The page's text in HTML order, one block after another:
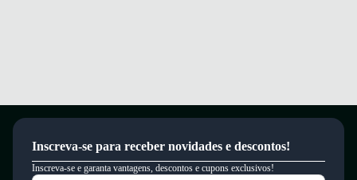
Inscreva-se para receber novidades e descontos!
Inscreva-se e garanta vantagens, descontos e cupons exclusivos!